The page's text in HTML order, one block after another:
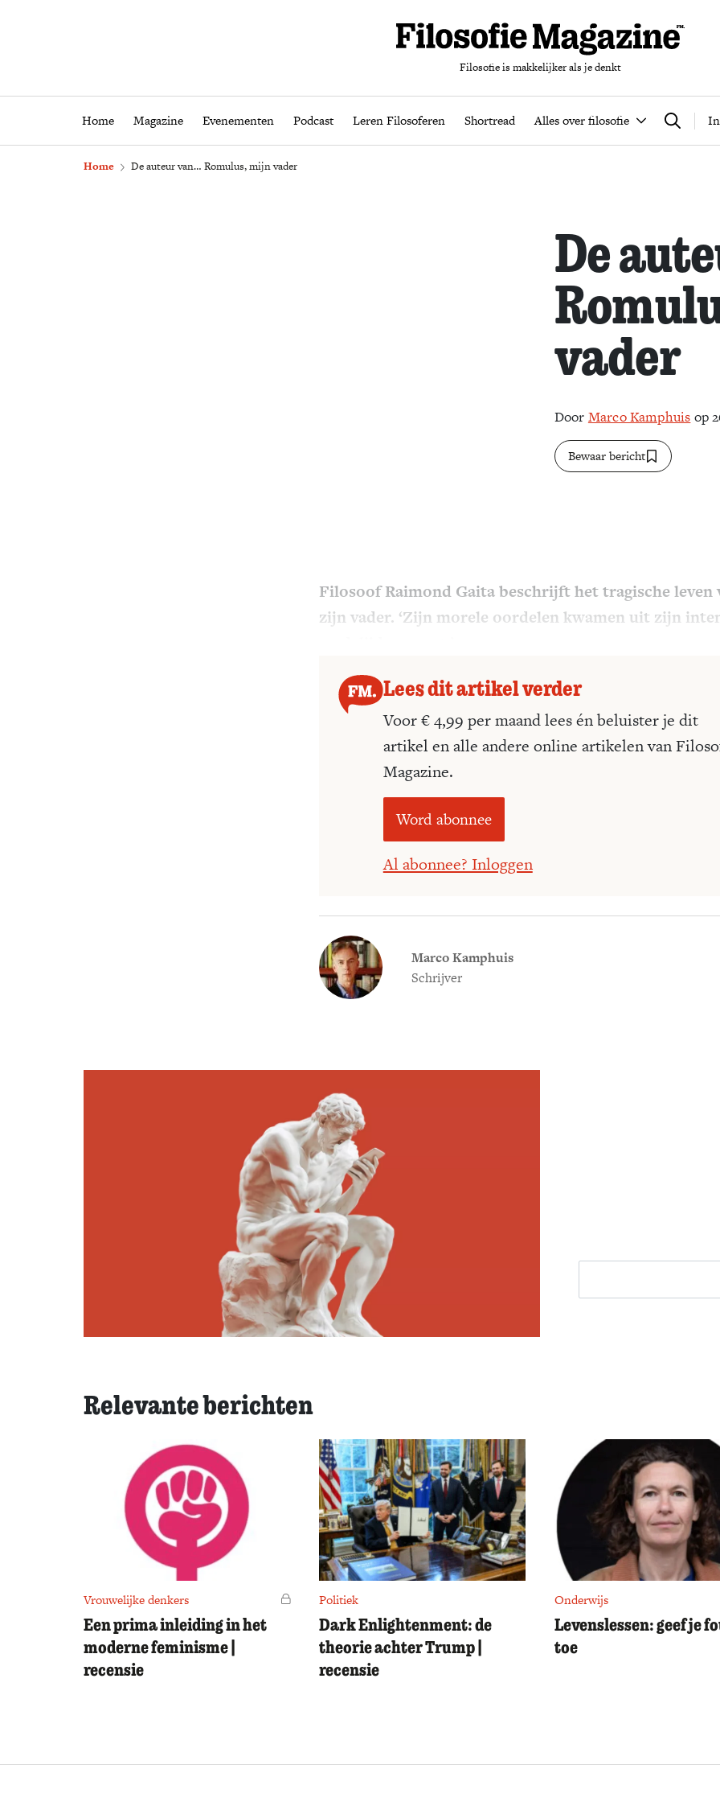
Filosofie is makkelijker als je denkt
Home Magazine Evenementen Podcast Leren Filosoferen Shortread Alles over filosofie Zoeken
Home Magazine Evenementen Podcast Leren Filosoferen Shortread Alles over
Home De auteur van… Romulus, mijn vader
De
vader
Door Marco Kamphuis op
Bewaar bericht
Filosoof Raimond Gaita beschrijft het tragische leven
zijn vader. ‘Zijn morele oordelen kwamen uit zijn
Lees dit artikel verder
Voor € 4,99 per maand lees én beluister je dit
artikel en alle andere online artikelen van
Magazine.
Word abonnee
Al abonnee? Inloggen
Marco Kamphuis
Schrijver
Relevante berichten
Vrouwelijke denkers Voor leden
Een prima inleiding in het
moderne feminisme |
recensie
Politiek
Dark Enlightenment: de
theorie achter Trump |
recensie
Onderwijs
Levenslessen: geef je
toe